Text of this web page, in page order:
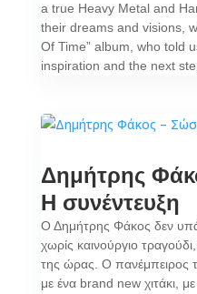
a true Heavy Metal and
their dreams and visions,
Of Time” album, who told
inspiration and the next
Δημήτρης
Η συνέντευξη
Ο Δημήτρης Φάκος δεν
χωρίς καινούργιο
της ώρας. Ο πανέμπειρος
με ένα brand new χιτάκι,